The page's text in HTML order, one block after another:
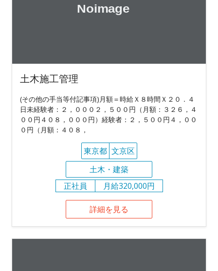
土木施工管理
(その他の手当等付記事項)月額＝時給Ｘ８時間Ｘ２０．４
日未経験者：２，０００２，５００円（月額：３２６，４
００円４０８，０００円）経験者：２，５００円４，００
０円（月額：４０８，
東京都 文京区
土木・建築
正社員
月給320,000円
詳細を見る